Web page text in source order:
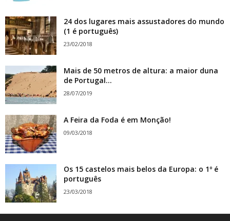
24 dos lugares mais assustadores do mundo
(1 é português)
23/02/2018
Mais de 50 metros de altura: a maior duna
de Portugal...
28/07/2019
A Feira da Foda é em Monção!
09/03/2018
Os 15 castelos mais belos da Europa: o 1º é
português
23/03/2018